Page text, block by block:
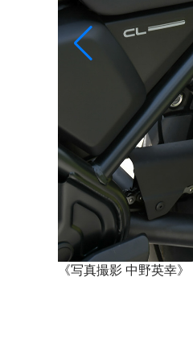
《写真撮影 中野英幸》